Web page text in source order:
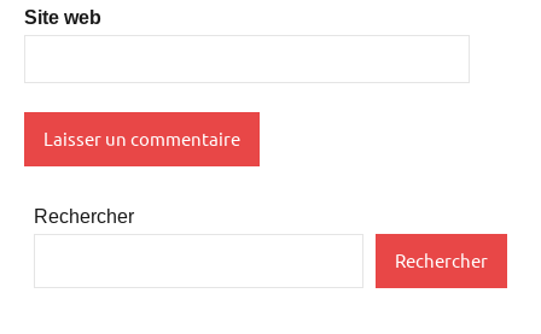
Site web
Rechercher
Rechercher